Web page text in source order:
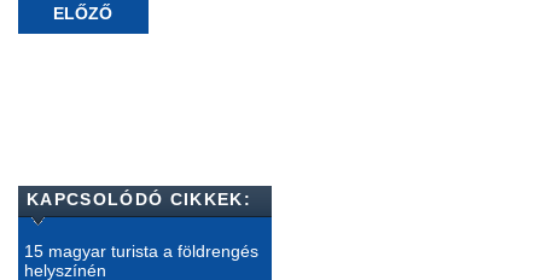
ELŐZŐ
KAPCSOLÓDÓ CIKKEK:
15 magyar turista a földrengés
helyszínén